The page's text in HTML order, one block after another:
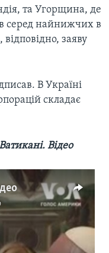
та Угорщина, де
серед найнижчих в
відповідно, заяву
В Україні
складає
Відео